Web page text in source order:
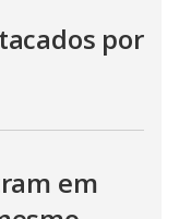
por
em